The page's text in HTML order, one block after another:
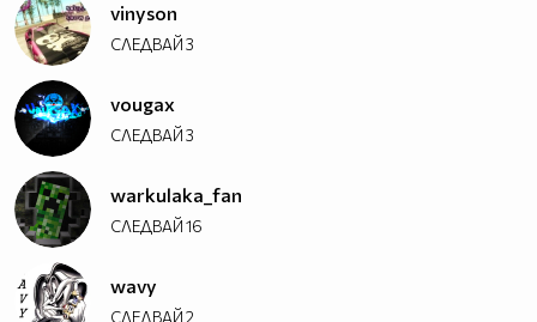
vinyson
СЛЕДВАЙ3
vougax
СЛЕДВАЙ3
warkulaka_fan
СЛЕДВАЙ16
wavy
СЛЕДВАЙ2